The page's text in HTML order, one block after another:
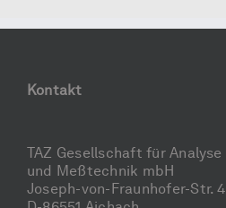
Kontakt
TAZ Gesellschaft für Analyse
und Meßtechnik mbH
Joseph-von-Fraunhofer-Str. 4